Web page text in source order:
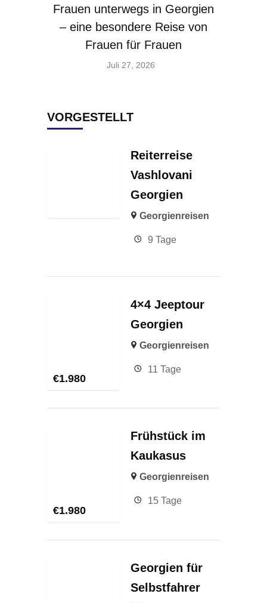
Frauen unterwegs in Georgien
– eine besondere Reise von
Frauen für Frauen
Juli 27, 2026
VORGESTELLT
Reiterreise
Vashlovani
Georgien
Georgienreisen
9 Tage
€1.980
4×4 Jeeptour
Georgien
Georgienreisen
11 Tage
€1.980
Frühstück im
Kaukasus
Georgienreisen
15 Tage
Georgien für
Selbstfahrer